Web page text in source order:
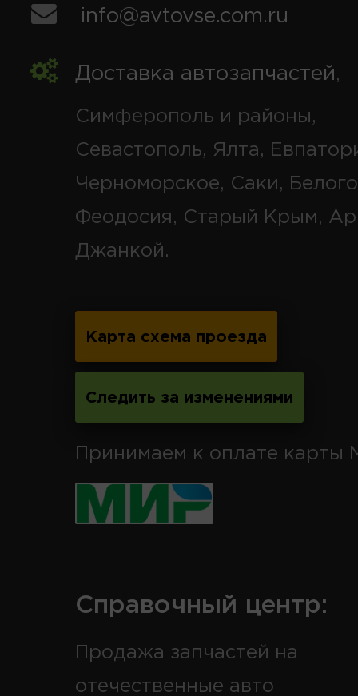
info@avtovse.com.ru
Доставка автозапчастей,
Симферополь и районы,
Севастополь, Ялта,
Черноморское, Саки,
Феодосия, Старый Крым,
Джанкой.
Карта схема проезда
Следить за изменениями
Принимаем к оплате карты
Справочный центр:
Продажа запчастей на
отечественные авто